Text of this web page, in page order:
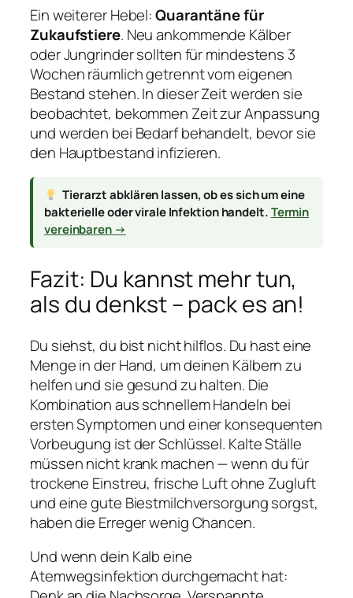
Ein weiterer Hebel:Quarantäne für
Zukaufstiere. Neu ankommende Kälber
oder Jungrinder sollten für mindestens 3
Wochen räumlich getrennt vom eigenen
Bestand stehen. In dieser Zeit werden sie
beobachtet, bekommen Zeit zur Anpassung
und werden bei Bedarf behandelt, bevor sie
den Hauptbestand infizieren.
Tierarzt abklären lassen, ob es sich um eine
bakterielle oder virale Infektion handelt.Termin
vereinbaren →
Fazit: Du kannst mehr tun,
als du denkst – pack es an!
Du siehst, du bist nicht hilflos. Du hast eine
Menge in der Hand, um deinen Kälbern zu
helfen und sie gesund zu halten. Die
Kombination aus schnellem Handeln bei
ersten Symptomen und einer konsequenten
Vorbeugung ist der Schlüssel. Kalte Ställe
müssen nicht krank machen — wenn du für
trockene Einstreu, frische Luft ohne Zugluft
und eine gute Biestmilchversorgung sorgst,
haben die Erreger wenig Chancen.
Und wenn dein Kalb eine
Atemwegsinfektion durchgemacht hat: